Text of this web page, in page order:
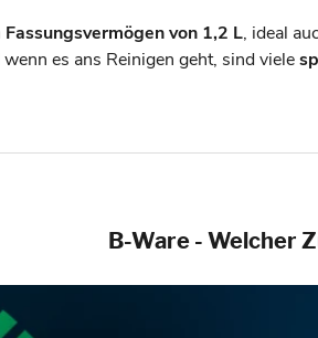
Fassungsvermögen von 1,2 L, ideal
es ans Reinigen geht, sind viele
B-Ware - Welcher